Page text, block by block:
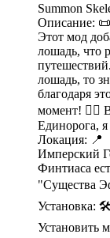
Summon
Описание: 📜
Этот мод
лошадь, что
лошадь, то
благодаря
момент! 🧙‍♂️
Единорога,
Локация: 📍
Имперский
Финтиаса
"Существа
Установка: 🛠️
Установить